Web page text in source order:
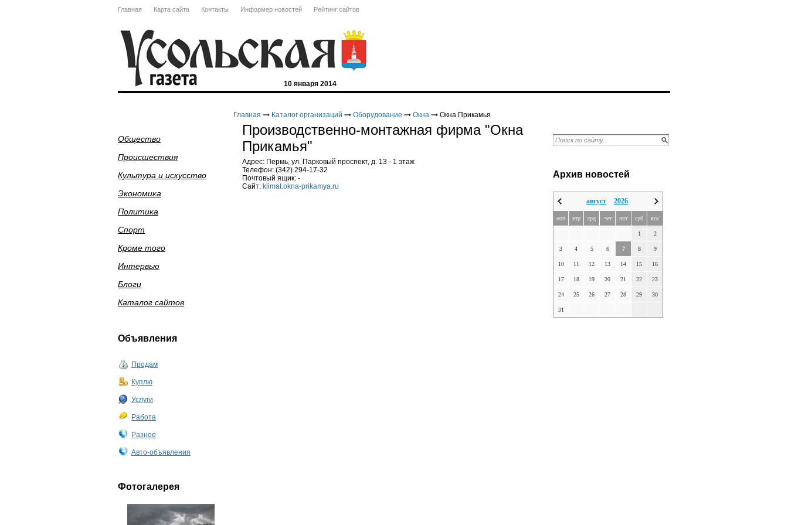
Главная Карта сайта Контакты Информер новостей Рейтинг сайтов
10 января 2014
Общество
Происшествия
Культура и искусство
Экономика
Политика
Спорт
Кроме того
Интервью
Блоги
Каталог сайтов
Объявления
Продам
Куплю
Услуги
Работа
Разное
Авто-объявления
Фотогалерея
Главная Каталог организаций Оборудование Окна Окна Прикамья
Производственно-монтажная фирма "Окна
Прикамья"
Адрес: Пермь, ул. Парковый проспект, д. 13 - 1 этаж
Телефон: (342) 294-17-32
Почтовый ящик: -
Сайт: klimat.okna-prikamya.ru
Архив новостей
август 2026
пон втр срд чет пят суб вск
1 2
3 4 5 6 7 8 9
10 11 12 13 14 15 16
17 18 19 20 21 22 23
24 25 26 27 28 29 30
31